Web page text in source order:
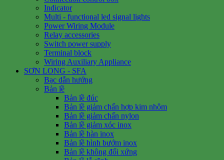
Indicator
Multi - functional led signal lights
Power Wiring Module
Relay accessories
Switch power supply
Terminal block
Wiring Auxiliary Appliance
SƠN LONG - SFA
Bạc dẫn hướng
Bản lề
Bản lề đúc
Bản lề giảm chấn hợp kim nhôm
Bản lề giảm chấn nylon
Bản lề giảm xóc inox
Bản lề hàn inox
Bản lề hình bướm inox
Bản lề không đối xứng